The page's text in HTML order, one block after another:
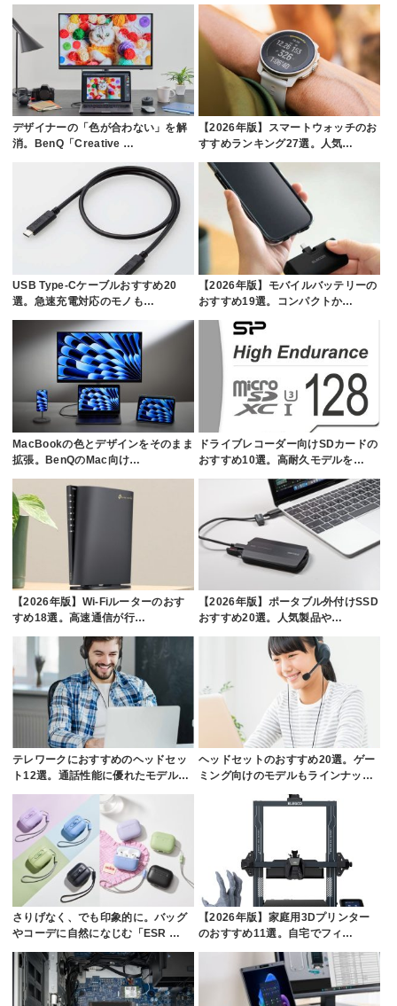
デザイナーの「色が合わない」を解
消。BenQ「Creative …
【2026年版】スマートウォッチのお
すすめランキング27選。人気…
USB Type-Cケーブルおすすめ20
選。急速充電対応のモノも…
【2026年版】モバイルバッテリーの
おすすめ19選。コンパクトか…
MacBookの色とデザインをそのまま
拡張。BenQのMac向け…
ドライブレコーダー向けSDカードの
おすすめ10選。高耐久モデルを…
【2026年版】Wi-Fiルーターのおす
すめ18選。高速通信が行…
【2026年版】ポータブル外付けSSD
おすすめ20選。人気製品や…
テレワークにおすすめのヘッドセッ
ト12選。通話性能に優れたモデル…
ヘッドセットのおすすめ20選。ゲー
ミング向けのモデルもラインナッ…
さりげなく、でも印象的に。バッグ
やコーデに自然になじむ「ESR …
【2026年版】家庭用3Dプリンター
のおすすめ11選。自宅でフィ…